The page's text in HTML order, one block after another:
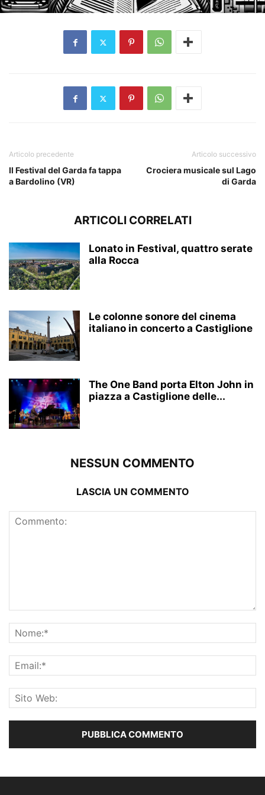
Articolo precedente
Il Festival del Garda fa tappa
a Bardolino (VR)
Articolo successivo
Crociera musicale sul Lago
di Garda
ARTICOLI CORRELATI
Lonato in Festival, quattro serate
alla Rocca
Le colonne sonore del cinema
italiano in concerto a Castiglione
The One Band porta Elton John in
piazza a Castiglione delle...
NESSUN COMMENTO
LASCIA UN COMMENTO